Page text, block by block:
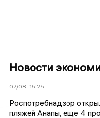
Новости
07/08 15:25
Роспотребнадзор
пляжей Анапы, еще 4